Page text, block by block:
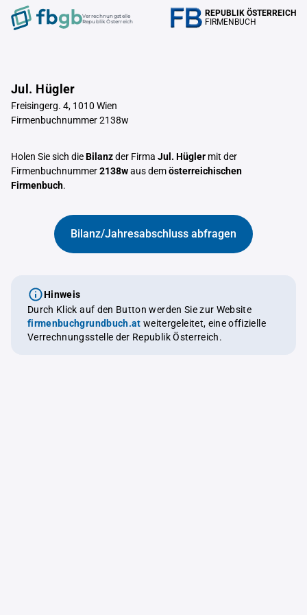
Verrechnungstelle
Republik Österreich
REPUBLIK ÖSTERREICH
FIRMENBUCH
Jul. Hügler
Freisingerg. 4, 1010 Wien
Firmenbuchnummer 2138w
Holen Sie sich dieBilanzder Firma Jul. Hügler mit der
Firmenbuchnummer2138waus demösterreichischen
Firmenbuch.
Bilanz/Jahresabschluss abfragen
Hinweis
Durch Klick auf den Button werden Sie zur Website
firmenbuchgrundbuch.at weitergeleitet, eine offizielle
Verrechnungsstelle der Republik Österreich.